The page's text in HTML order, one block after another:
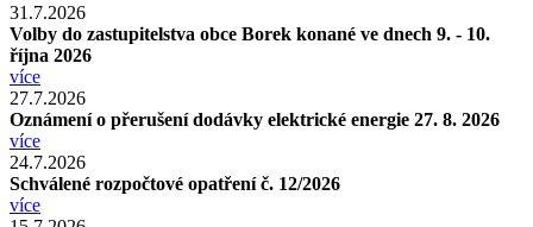
31.7.2026
Volby do zastupitelstva obce Borek konané ve dnech 9. - 10.
října 2026
více
27.7.2026
Oznámení o přerušení dodávky elektrické energie 27. 8. 2026
více
24.7.2026
Schválené rozpočtové opatření č. 12/2026
více